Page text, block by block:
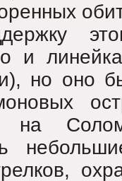
и
но оно
на